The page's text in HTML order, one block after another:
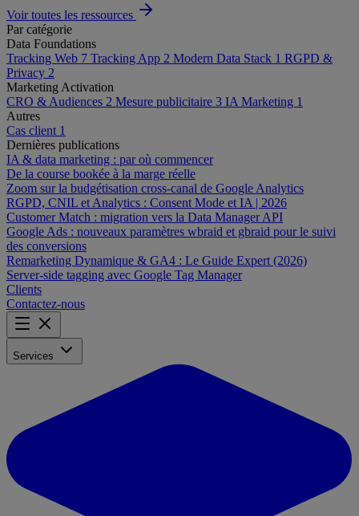
Voir toutes les ressources
Par catégorie
Data Foundations
Tracking Web 7 Tracking App 2 Modern Data Stack 1 RGPD &
Privacy 2
Marketing Activation
CRO & Audiences 2 Mesure publicitaire 3 IA Marketing 1
Autres
Cas client 1
Dernières publications
IA & data marketing : par où commencer
De la course bookée à la marge réelle
Zoom sur la budgétisation cross-canal de Google Analytics
RGPD, CNIL et Analytics : Consent Mode et IA | 2026
Customer Match : migration vers la Data Manager API
Google Ads : nouveaux paramètres wbraid et gbraid pour le suivi
des conversions
Remarketing Dynamique & GA4 : Le Guide Expert (2026)
Server-side tagging avec Google Tag Manager
Clients
Contactez-nous
Services